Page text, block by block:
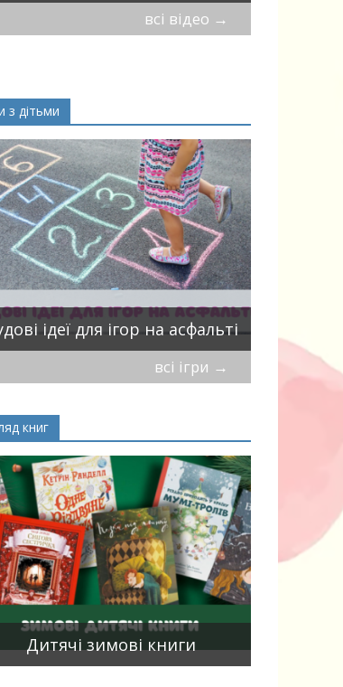
всі відео →
з дітьми
ідеї для ігор на асфальті
всі ігри →
книг
Дитячі зимові книги